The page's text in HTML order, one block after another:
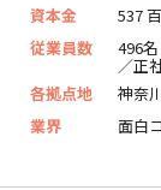
資本金
537
従業員数
496
／正
各拠点地
神奈
業界
面白